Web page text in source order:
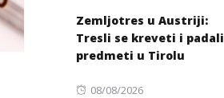
Zemljotres u Austriji:
Tresli se kreveti i padali
predmeti u Tirolu
Posted
08/08/2026